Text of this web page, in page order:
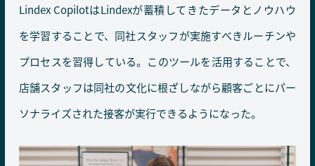
Lindex CopilotはLindexが蓄積してきたデータとノウハウ
を学習することで、同社スタッフが実施すべきルーチンや
プロセスを習得している。このツールを活用することで、
店舗スタッフは同社の文化に根ざしながら顧客ごとにパー
ソナライズされた接客が実行できるようになった。